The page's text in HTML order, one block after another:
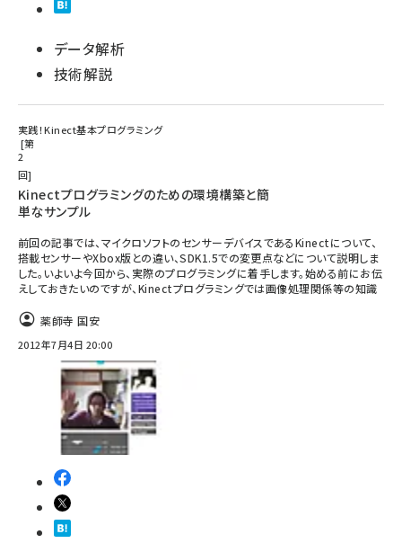
データ解析
技術解説
実践！Kinect基本プログラミング
第
2
回
Kinectプログラミングのための環境構築と簡
単なサンプル
前回の記事では、マイクロソフトのセンサーデバイスであるKinectについて、
搭載センサーやXbox版との違い、SDK1.5での変更点などについて説明しま
した。いよいよ今回から、実際のプログラミングに着手します。始める前にお伝
えしておきたいのですが、Kinectプログラミングでは画像処理関係等の知識
薬師寺 国安
2012年7月4日 20:00